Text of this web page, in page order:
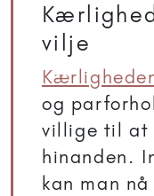
vilje
og
villige til at
hinanden.
kan man